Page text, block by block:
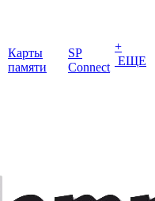
Карты
памяти
SP
Connect
+
ЕЩЕ